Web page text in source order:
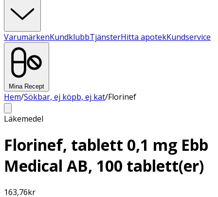
VarumärkenKundklubbTjänsterHitta apotekKundservice
Mina Recept
Hem/Sökbar, ej köpb, ej kat/Florinef
Läkemedel
Florinef, tablett 0,1 mg Ebb
Medical AB, 100 tablett(er)
163,76kr